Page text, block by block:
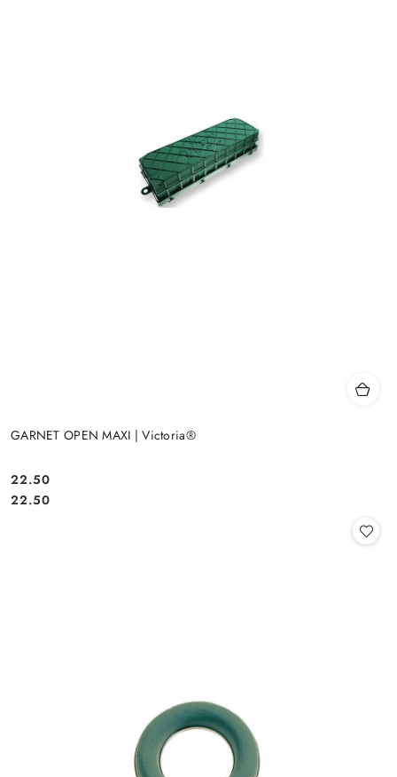
GARNET OPEN MAXI | Victoria®
Cena:
22.50
Cena:
22.50